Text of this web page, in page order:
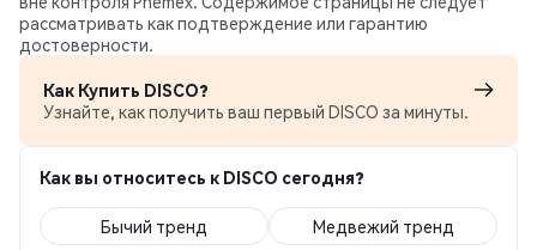
рассматривать как подтверждение или гарантию
достоверности.
Как Купить DISCO?
Узнайте, как получить ваш первый DISCO за минуты.
Как вы относитесь к DISCO сегодня?
Бычий тренд Медвежий тренд